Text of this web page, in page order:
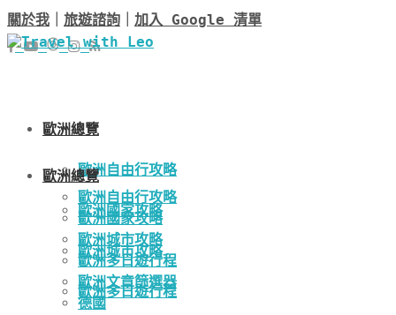
關於我 旅遊諮詢 加入 Google 清單
歐洲總覽
歐洲自由行攻略
歐洲國家攻略
歐洲城市攻略
歐洲多日遊行程
歐洲總覽
歐洲自由行攻略
歐洲國家攻略
歐洲城市攻略
歐洲多日遊行程
歐洲文章篩選器
德國